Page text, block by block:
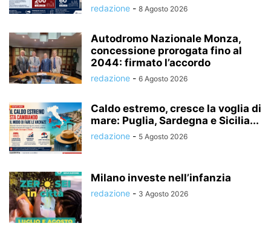
redazione - 8 Agosto 2026
Autodromo Nazionale Monza,
concessione prorogata fino al
2044: firmato l’accordo
redazione - 6 Agosto 2026
Caldo estremo, cresce la voglia di
mare: Puglia, Sardegna e Sicilia...
redazione - 5 Agosto 2026
Milano investe nell’infanzia
redazione - 3 Agosto 2026